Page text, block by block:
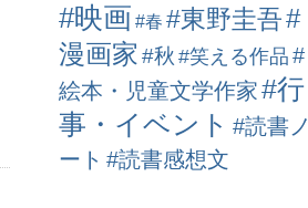
#映画 #春 #東野圭吾#
漫画家 #秋#笑える作品#
絵本・児童文学作家#行
事・イベント #読書ノ
ート #読書感想文